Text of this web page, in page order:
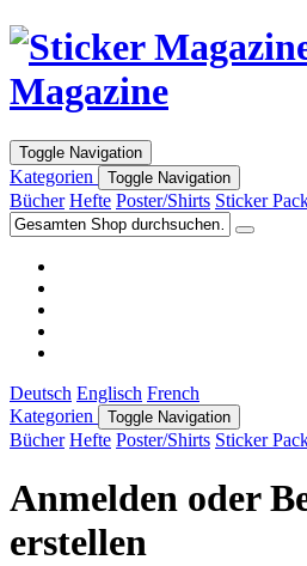
Magazine
Toggle Navigation
Kategorien Toggle Navigation
Bücher Hefte Poster/Shirts Sticker
Deutsch Englisch French
Kategorien
Toggle Navigation
Bücher Hefte Poster/Shirts Sticker
Anmelden oder
erstellen